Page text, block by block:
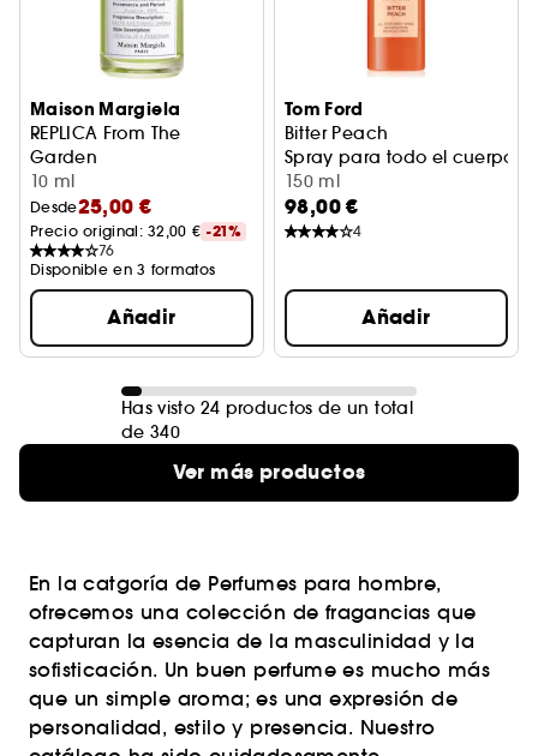
Maison Margiela
REPLICA From The
Garden
Eau de Toilette
10 ml
Desde25,00 €
Precio original: 32,00 € -21%
76
Disponible en 3 formatos
Añadir
Tom Ford
Bitter Peach
Spray para todo el cuerpo
150 ml
98,00 €
4
Añadir
Has visto 24 productos de un total
de 340
Ver más productos
En la catgoría de Perfumes para hombre,
ofrecemos una colección de fragancias que
capturan la esencia de la masculinidad y la
sofisticación. Un buen perfume es mucho más
que un simple aroma; es una expresión de
personalidad, estilo y presencia. Nuestro